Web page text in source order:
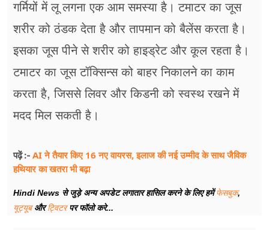
गर्मियों में लू लगना एक आम समस्या है। टमाटर का जूस
शरीर को ठंडक देता है और तापमान को बैलेंस करता है।
इसका जूस पीने से शरीर को हाइड्रेट और कूल रहता है।
टमाटर का जूस टॉक्सिन्स को बाहर निकालने का काम
करता है, जिससे लिवर और किडनी को स्वस्थ रखने में
मदद मिल सकती है।
पढ़ें :- AI ने तैयार किए 16 नए वायरस, इलाज की नई उम्मीद के साथ जैविक
हथियार का खतरा भी बढ़ा
Hindi News से जुड़े अन्य अपडेट लगातार हासिल करने के लिए हमेंफेसबुक,
यूट्यूबऔरट्विटरपर फॉलो करे...